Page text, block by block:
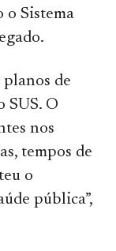
o Sistema
de
SUS. O
nos
tempos de
o
pública”,